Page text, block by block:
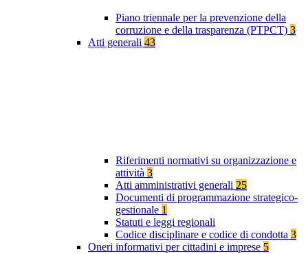
Piano triennale per la prevenzione della
corruzione e della trasparenza (PTPCT) 3
Atti generali 43
Riferimenti normativi su organizzazione e
attività 3
Atti amministrativi generali 25
Documenti di programmazione strategico-
gestionale 1
Statuti e leggi regionali
Codice disciplinare e codice di condotta 3
Oneri informativi per cittadini e imprese 5